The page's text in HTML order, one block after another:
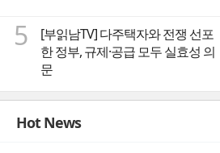
5
[부읽남TV] 다주택자와 전쟁 선포
한 정부, 규제·공급 모두 실효성 의
문
Hot News